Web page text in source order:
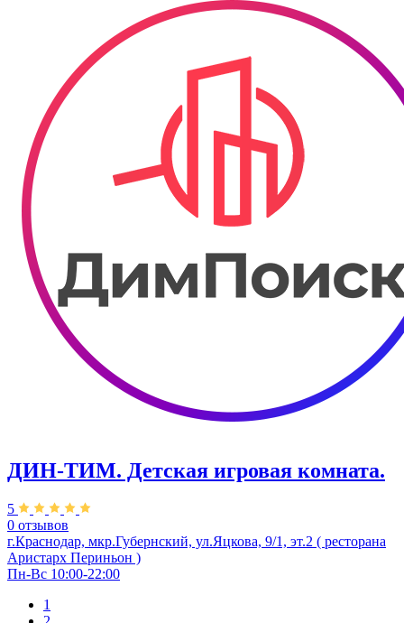
ДИН-ТИМ. Детская игровая комната.
5
0 отзывов
г.Краснодар, мкр.Губернский, ул.Яцкова, 9/1, эт.2 ( ресторана
Аристарх Периньон )
Пн-Вс 10:00-22:00
1